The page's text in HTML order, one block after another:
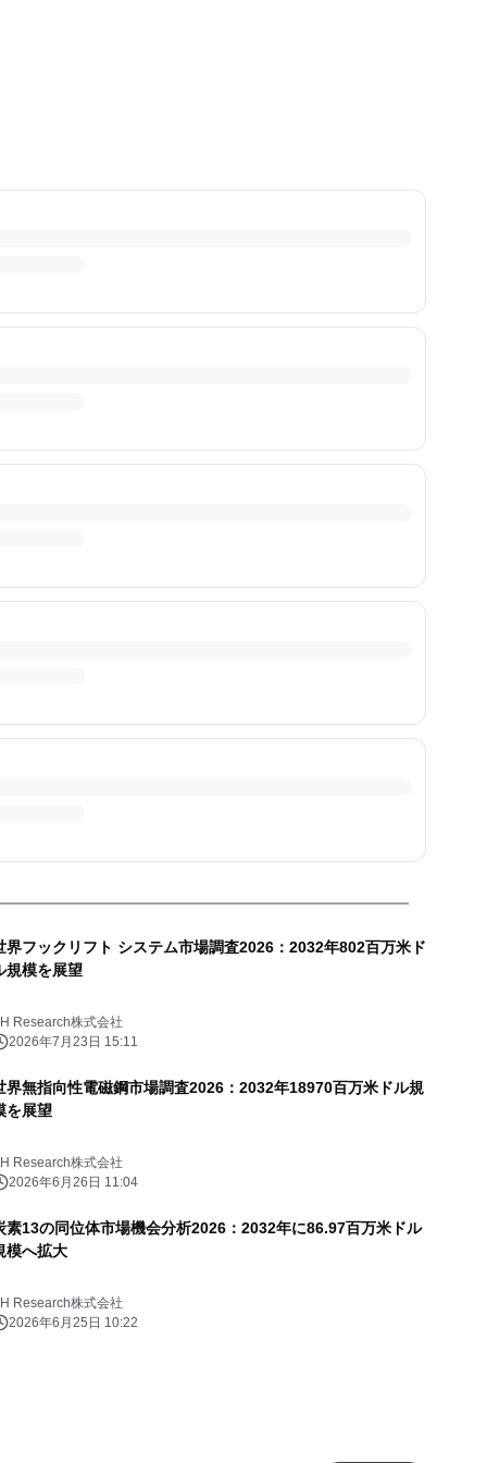
界フックリフト システム市場調査2026：2032年802百万米ド
規模を展望
Research株式会社
2026年7月23日 15:11
界無指向性電磁鋼市場調査2026：2032年18970百万米ドル規
を展望
Research株式会社
2026年6月26日 11:04
素13の同位体市場機会分析2026：2032年に86.97百万米ドル
模へ拡大
Research株式会社
2026年6月25日 10:22